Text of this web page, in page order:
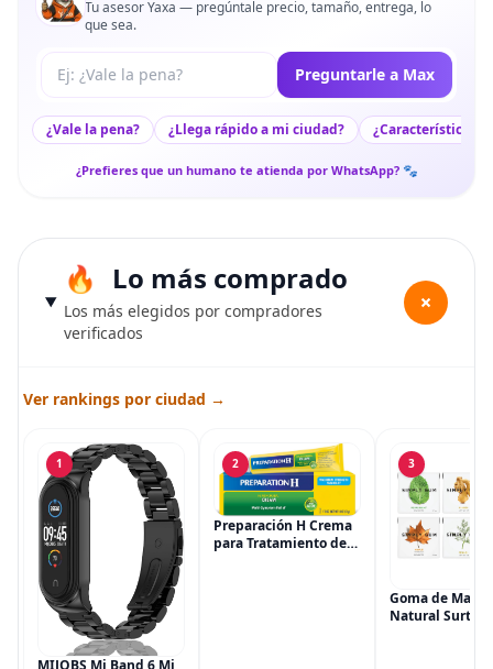
Tu asesor Yaxa — pregúntale precio, tamaño, entrega, lo
que sea.
Tu pregunta a Max Preguntarle a Max
¿Vale la pena? ¿Llega rápido a mi ciudad? ¿Características
¿Prefieres que un humano te atienda por WhatsApp? 🐾
Lo más comprado
Los más elegidos por compradores
verificados
+
Ver rankings por ciudad →
1
MIJOBS Mi Band 6 Mi
2
Preparación H Crema
para Tratamiento de
3
Goma de
Natural